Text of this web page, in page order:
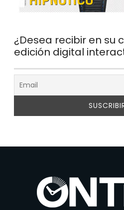
¿Desea recibir en su
edición digital